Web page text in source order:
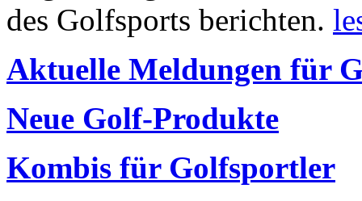
des Golfsports berichten.
Aktuelle Meldungen für
Neue Golf-Produkte
Kombis für Golfsportler